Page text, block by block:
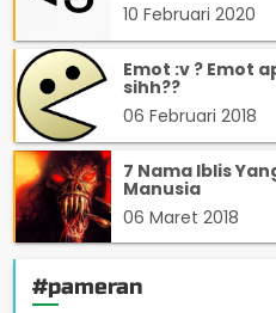
10 Februari 2020
Emot :v ? Emot
sihh??
06 Februari 2018
7 Nama Iblis
Manusia
06 Maret 2018
#pameran